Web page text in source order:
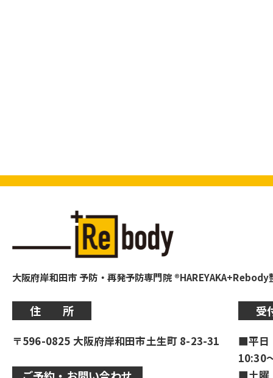
大阪府岸和田市 予防・再発予防専門院 ®HAREYAKA+Rebody
住 所
〒596-0825 大阪府岸和田市土生町 8-23-31
受
■平日
10:30
■土曜